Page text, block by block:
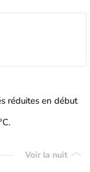
réduites en début
Voir la nuit